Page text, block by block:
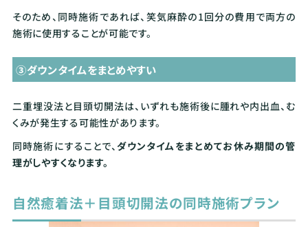
そのため、同時施術であれば、笑気麻酔の1回分の費用で両方の
施術に使用することが可能です。
③ダウンタイムをまとめやすい
二重埋没法と目頭切開法は、いずれも施術後に腫れや内出血、む
くみが発生する可能性があります。
同時施術にすることで、ダウンタイムをまとめてお休み期間の管
理がしやすくなります。
自然癒着法＋目頭切開法の同時施術プラン